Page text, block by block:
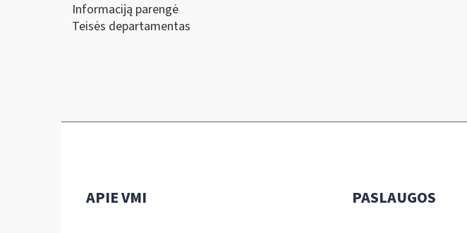
Informaciją parengė
Teisės departamentas
APIE VMI PASLAUGOS